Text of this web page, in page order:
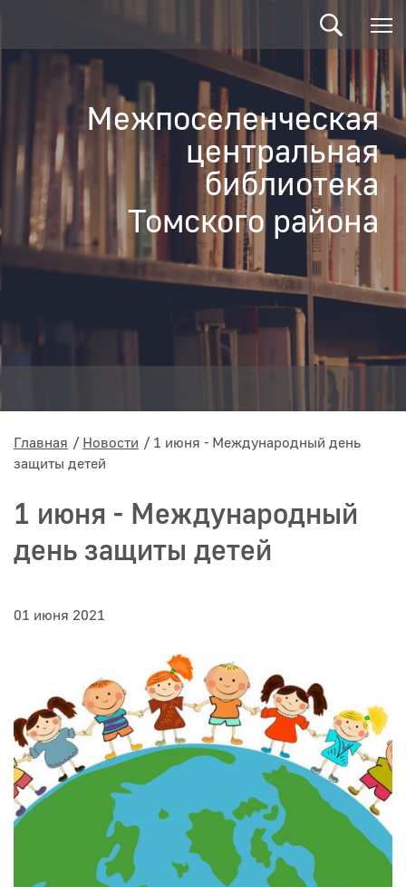
Межпоселенческая
центральная
библиотека
Томского района
Главная Новости
1 июня - Международный день
защиты детей
1 июня - Международный
день защиты детей
01 июня 2021